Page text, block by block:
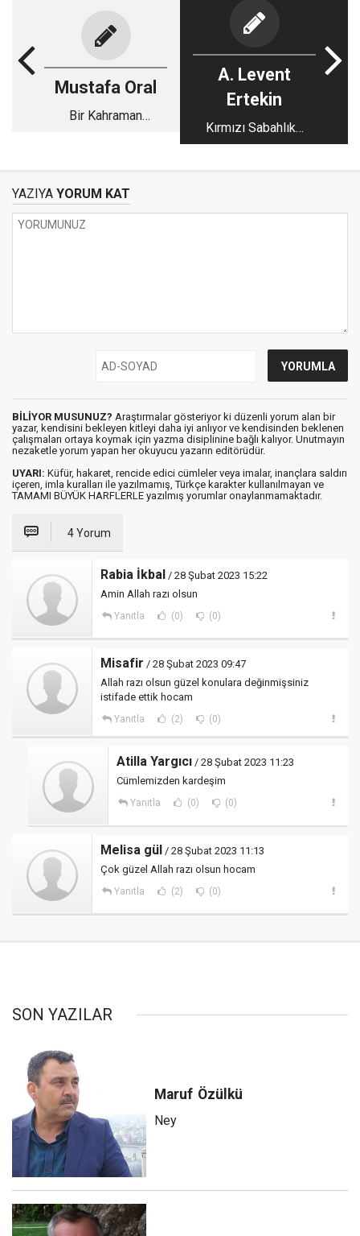
Mustafa Oral
Bir Kahraman
A. Levent
Ertekin
Kırmızı Sabahlık…
YAZIYA YORUM KAT
BİLİYOR MUSUNUZ? Araştırmalar gösteriyor ki düzenli yorum alan bir
yazar, kendisini bekleyen kitleyi daha iyi anlıyor ve kendisinden beklenen
çalışmaları ortaya koymak için yazma disiplinine bağlı kalıyor. Unutmayın
nezaketle yorum yapan her okuyucu yazarın editörüdür.
UYARI: Küfür, hakaret, rencide edici cümleler veya imalar, inançlara saldırı
içeren, imla kuralları ile yazılmamış, Türkçe karakter kullanılmayan ve
TAMAMI BÜYÜK HARFLERLE yazılmış yorumlar onaylanmamaktadır.
4 Yorum
Rabia İkbal / 28 Şubat 2023 15:22
Amin Allah razı olsun
Yanıtla (0) (0)
Misafir / 28 Şubat 2023 09:47
Allah razı olsun güzel konulara değinmişsiniz
istifade ettik hocam
Yanıtla (2) (0)
Atilla Yargıcı / 28 Şubat 2023 11:23
Cümlemizden kardeşim
Yanıtla (0) (0)
Melisa gül / 28 Şubat 2023 11:13
Çok güzel Allah razı olsun hocam
Yanıtla (2) (0)
SON YAZILAR
Maruf Özülkü
Ney